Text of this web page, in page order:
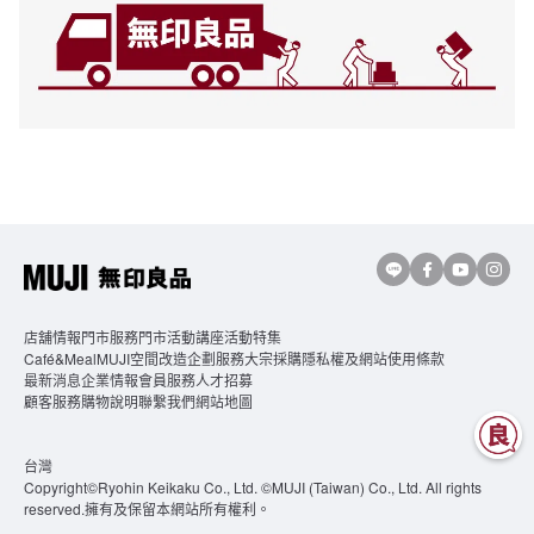
台灣
Copyright©Ryohin Keikaku Co., Ltd. ©MUJI (Taiwan) Co., Ltd. All rights
reserved.擁有及保留本網站所有權利。
店舖情報門市服務門市活動講座活動特集
Café&MealMUJI空間改造企劃服務大宗採購隱私權及網站使用條款
最新消息企業情報會員服務人才招募
顧客服務購物說明聯繫我們網站地圖